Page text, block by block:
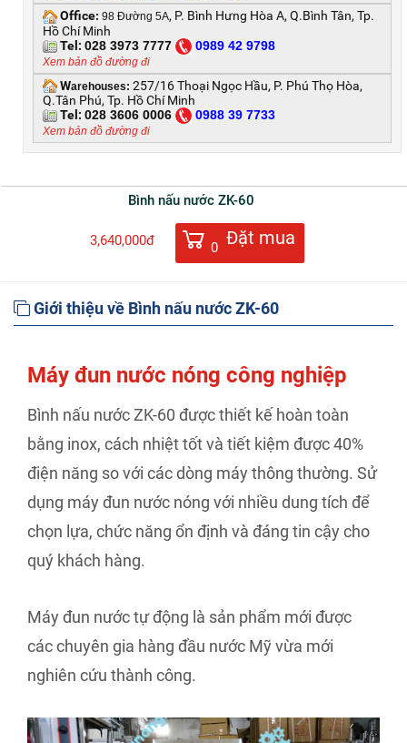
Office: 98 Đường 5A, P. Bình Hưng Hòa A, Q.Bình Tân, Tp.
Hồ Chí Minh
Tel: 028 3973 7777 0989 42 9798
Xem bản đồ đường đi
Warehouses: 257/16 Thoại Ngọc Hầu, P. Phú Thọ Hòa,
Q.Tân Phú, Tp. Hồ Chí Minh
Tel: 028 3606 0006 0988 39 7733
Xem bản đồ đường đi
Bình nấu nước ZK-60
3,640,000đ 0 Đặt mua
Giới thiệu về Bình nấu nước ZK-60
Máy đun nước nóng công nghiệp
Bình nấu nước ZK-60 được thiết kế hoàn toàn
bằng inox, cách nhiệt tốt và tiết kiệm được 40%
điện năng so với các dòng máy thông thường. Sử
dụng máy đun nước nóng với nhiều dung tích để
chọn lựa, chức năng ổn định và đáng tin cậy cho
quý khách hàng.
Máy đun nước tự động là sản phẩm mới được
các chuyên gia hàng đầu nước Mỹ vừa mới
nghiên cứu thành công.